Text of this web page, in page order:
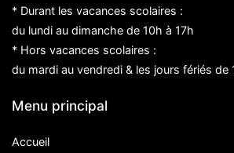
* Durant les vacances scolaires :
du lundi au dimanche de 10h à 17h
* Hors vacances scolaires :
du mardi au vendredi & les jours fériés de
Menu principal
Accueil